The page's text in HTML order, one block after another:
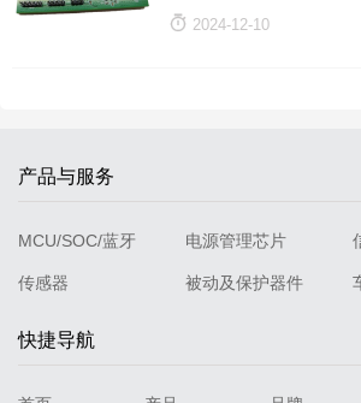
多型无刷电机，广泛应
 2024-12-10
产品与服务
MCU/SOC/蓝牙 电源管理芯片
传感器 被动及保护器件
快捷导航